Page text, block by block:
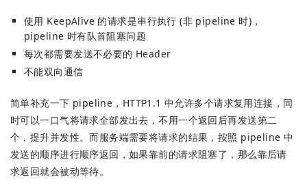
使用 KeepAlive 的请求是串行执行 (非 pipeline 时)，
pipeline 时有队首阻塞问题
每次都需要发送不必要的 Header
不能双向通信
简单补充一下 pipeline，HTTP1.1 中允许多个请求复用连接，同
时可以一口气将请求全部发出去，不用一个返回后再发送第二
个，提升并发性。而服务端需要将请求的结果，按照 pipeline 中
发送的顺序进行顺序返回，如果靠前的请求阻塞了，那么靠后请
求返回就会被动等待。